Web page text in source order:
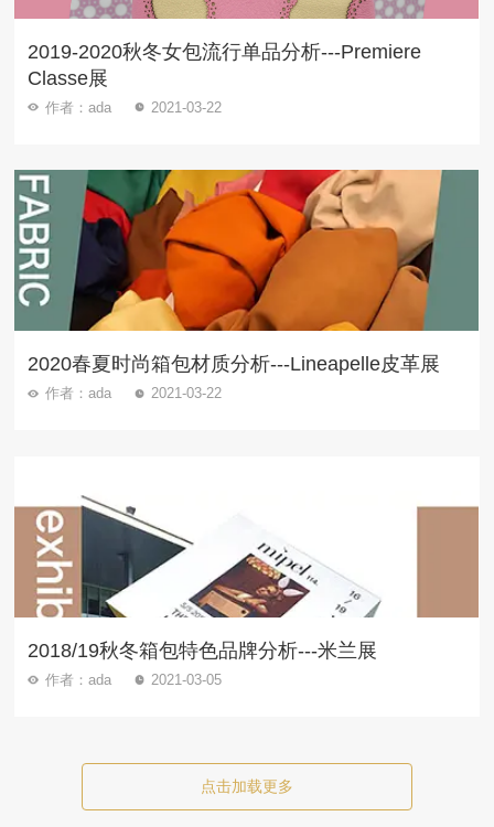
2019-2020秋冬女包流行单品分析---Premiere
Classe展
作者：ada 2021-03-22
2020春夏时尚箱包材质分析---Lineapelle皮革展
作者：ada 2021-03-22
2018/19秋冬箱包特色品牌分析---米兰展
作者：ada 2021-03-05
点击加载更多